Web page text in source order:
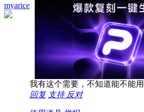
myarice
我有这个需要，不知道能不能用
回复 支持 反对